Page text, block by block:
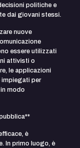
politiche e
dai giovani stessi.
nuove
essere utilizzati
attivisti o
le applicazioni
per
modo
è
In primo luogo, è